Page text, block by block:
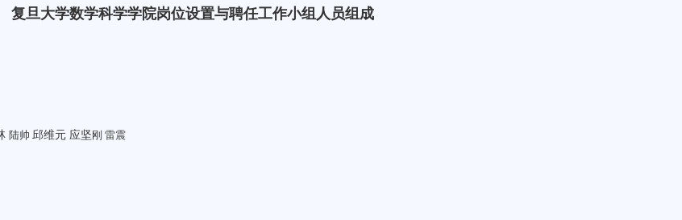
复旦大学数学科学学院岗位设置与聘任工作小组人员组成
陆帅 邱维元 应坚 刚 雷震